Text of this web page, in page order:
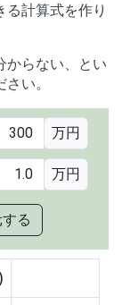
計算式を作り
からない、とい
い。
万円
万円
る